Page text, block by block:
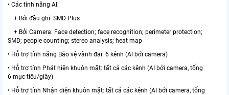
• Các tính năng AI:
+ Bởi đầu ghi: SMD Plus
+ Bởi Camera: Face detection; face recognition; perimeter protection;
SMD; people counting; stereo analysis; heat map
• Hỗ trợ tính năng Bảo vệ vành đai: 6 kênh (AI bởi camera)
• Hỗ trợ tính Phát hiện khuôn mặt: tất cả các kênh (AI bởi camera, tổng
6 mục tiêu/giây)
• Hỗ trợ tính Nhận diện khuôn mặt: tất cả các kênh (AI bởi camera, tổng